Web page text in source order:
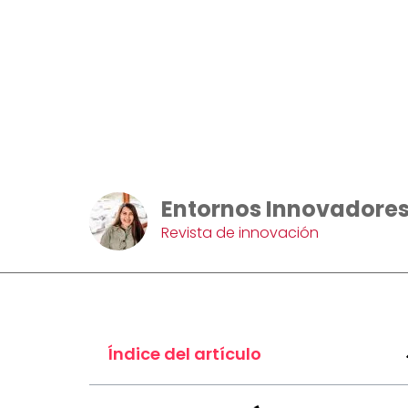
Entornos Innovadores
Revista de innovación
Índice del artículo